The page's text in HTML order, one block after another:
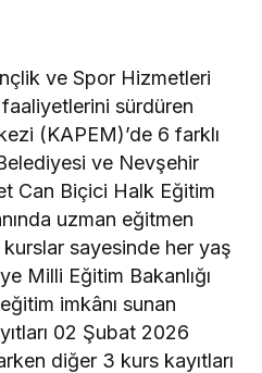
ve Spor Hizmetleri
sürdüren
(KAPEM)’de 6 farklı
ve Nevşehir
Can Biçici Halk Eğitim
uzman eğitmen
sayesinde her yaş
Milli Eğitim Bakanlığı
imkânı sunan
02 Şubat 2026
diğer 3 kurs kayıtları